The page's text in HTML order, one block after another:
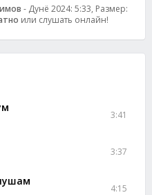
- Дунё 2024: 5:33, Размер:
или слушать онлайн!
3:41
3:37
4:15